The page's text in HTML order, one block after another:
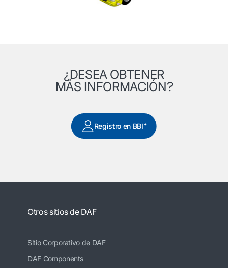
¿DESEA OBTENER
MÁS INFORMACIÓN?
Registro en BBI⁺
Otros sitios de DAF
Sitio Corporativo de DAF
DAF Components